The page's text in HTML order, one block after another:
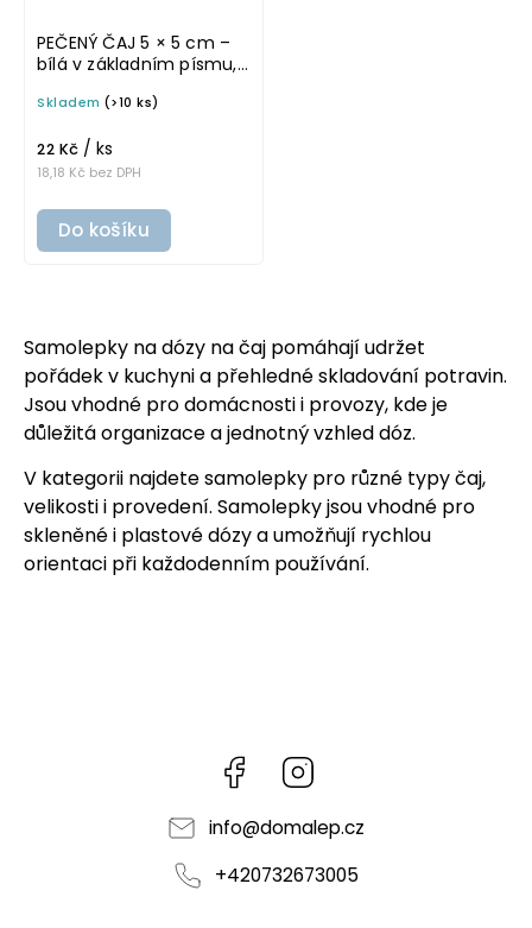
PEČENÝ ČAJ 5 × 5 cm –
bílá v základním písmu,
na potravinové dózy
Skladem (>10 ks)
18,18 Kč bez DPH
22 Kč / ks
Do košíku
Samolepky na dózy na čaj pomáhají udržet
pořádek v kuchyni a přehledné skladování potravin.
Jsou vhodné pro domácnosti i provozy, kde je
důležitá organizace a jednotný vzhled dóz.
V kategorii najdete samolepky pro různé typy čaj,
velikosti i provedení. Samolepky jsou vhodné pro
skleněné i plastové dózy a umožňují rychlou
orientaci při každodenním používání.
Facebook
info@domalep.cz
+420732673005